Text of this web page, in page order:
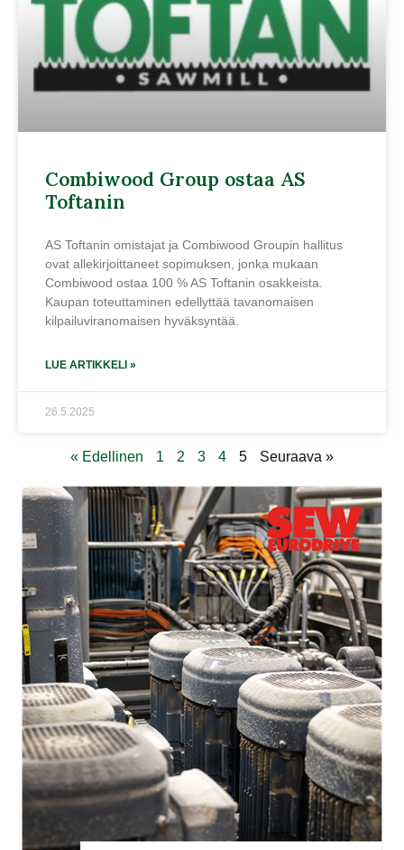
Combiwood Group ostaa AS
Toftanin
AS Toftanin omistajat ja Combiwood Groupin hallitus
ovat allekirjoittaneet sopimuksen, jonka mukaan
Combiwood ostaa 100 % AS Toftanin osakkeista.
Kaupan toteuttaminen edellyttää tavanomaisen
kilpailuviranomaisen hyväksyntää.
LUE ARTIKKELI »
26.5.2025
« Edellinen 1 2 3 4 5 Seuraava »